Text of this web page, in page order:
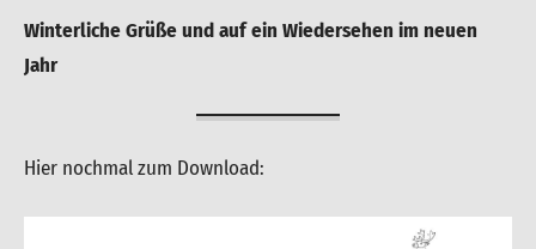
Winterliche Grüße und auf ein Wiedersehen im neuen
Jahr
Hier nochmal zum Download: